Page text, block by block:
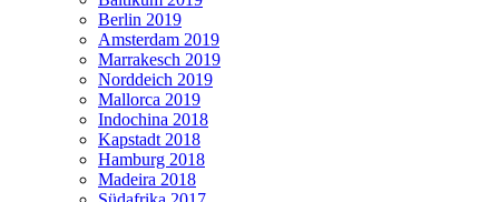
Berlin 2019
Amsterdam 2019
Marrakesch 2019
Norddeich 2019
Mallorca 2019
Indochina 2018
Kapstadt 2018
Hamburg 2018
Madeira 2018